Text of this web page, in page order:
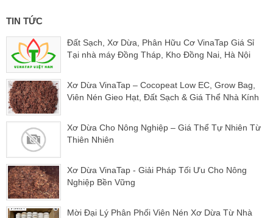
TIN TỨC
Đất Sạch, Xơ Dừa, Phân Hữu Cơ VinaTap Giá Sỉ
Tại nhà máy Đồng Tháp, Kho Đồng Nai, Hà Nội
Xơ Dừa VinaTap – Cocopeat Low EC, Grow Bag,
Viên Nén Gieo Hạt, Đất Sạch & Giá Thể Nhà Kính
Xơ Dừa Cho Nông Nghiệp – Giá Thể Tự Nhiên Từ
Thiên Nhiên
Xơ Dừa VinaTap - Giải Pháp Tối Ưu Cho Nông
Nghiệp Bền Vững
Mời Đại Lý Phân Phối Viên Nén Xơ Dừa Từ Nhà